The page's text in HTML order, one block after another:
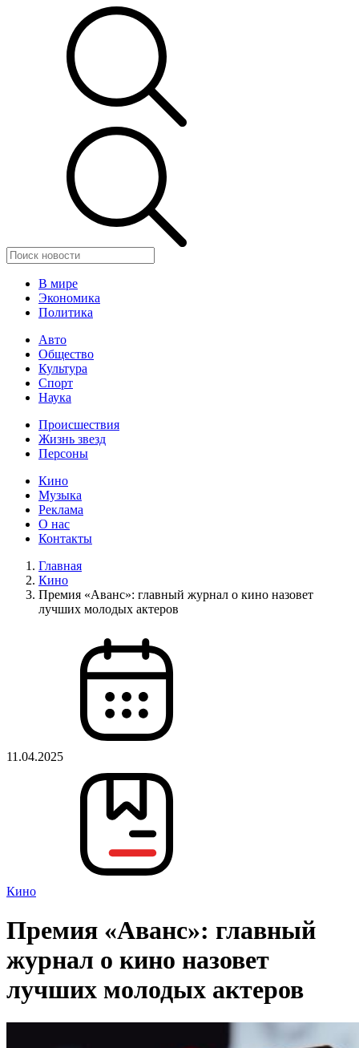
В мире
Экономика
Политика
Авто
Общество
Культура
Спорт
Наука
Происшествия
Жизнь звезд
Персоны
Кино
Музыка
Реклама
О нас
Контакты
Главная
Кино
Премия «Аванс»: главный журнал о кино назовет
лучших молодых актеров
11.04.2025
Кино
Премия «Аванс»: главный
журнал о кино назовет
лучших молодых актеров